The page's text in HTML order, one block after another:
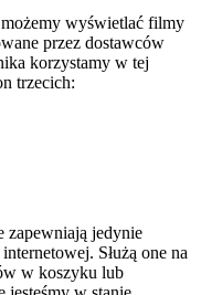
możemy wyświetlać filmy
przez dostawców
korzystamy w tej
trzecich:
zapewniają jedynie
Służą one na
w koszyku lub